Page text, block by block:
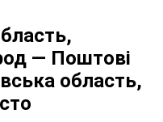
— Поштові
область,